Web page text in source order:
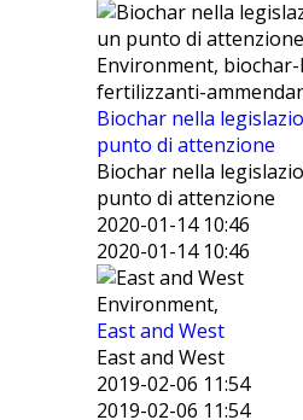
Environment,
fertilizzanti-
Biochar nella
punto di attenzione
Biochar nella
punto di attenzione
2020-01-14 10:46
2020-01-14 10:46
Environment,
East and West
East and West
2019-02-06 11:54
2019-02-06 11:54